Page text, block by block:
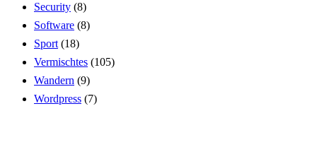
Security (8)
Software (8)
Sport (18)
Vermischtes (105)
Wandern (9)
Wordpress (7)